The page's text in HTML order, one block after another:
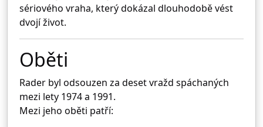
sériového vraha, který dokázal dlouhodobě vést
dvojí život.
Oběti
Rader byl odsouzen za deset vražd spáchaných
mezi lety 1974 a 1991.
Mezi jeho oběti patří: